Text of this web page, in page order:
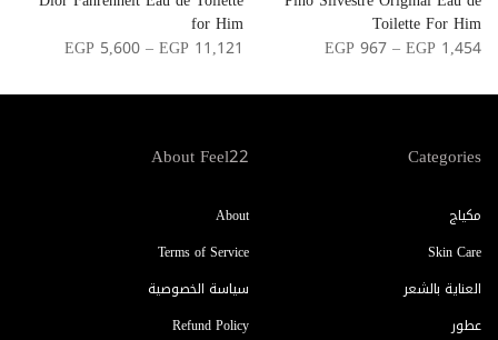
for Him
EGP 5,600 – EGP 11,121
Toilette For Him
EGP 967 – EGP 1,454
Categories
مكياج
Skin Care
العناية بالشعر
عطور
About Feel22
About
Terms of Service
سياسة الخصوصية
Refund Policy